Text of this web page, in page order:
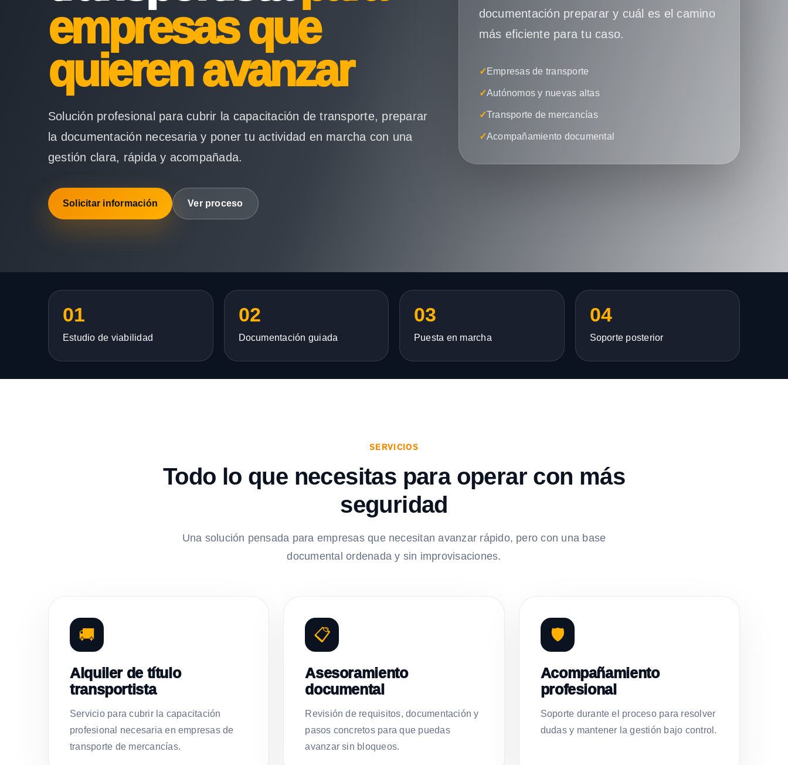
empresas que
quieren avanzar
Solución profesional para cubrir la capacitación de transporte, preparar
la documentación necesaria y poner tu actividad en marcha con una
gestión clara, rápida y acompañada.
Solicitar información Ver proceso
documentación preparar y cuál es el camino
más eficiente para tu caso.
✓ Empresas de transporte
✓Autónomos y nuevas altas
✓Transporte de mercancías
✓Acompañamiento documental
01
Estudio de viabilidad
02
Documentación guiada
03
Puesta en marcha
04
Soporte posterior
SERVICIOS
Todo lo que necesitas para operar con más
seguridad
Una solución pensada para empresas que necesitan avanzar rápido, pero con una base
documental ordenada y sin improvisaciones.
🚚
Alquiler de título
transportista
Servicio para cubrir la capacitación
profesional necesaria en empresas de
transporte de mercancías.
📋
Asesoramiento
documental
Revisión de requisitos, documentación y
pasos concretos para que puedas
avanzar sin bloqueos.
🛡️
Acompañamiento
profesional
Soporte durante el proceso para resolver
dudas y mantener la gestión bajo control.